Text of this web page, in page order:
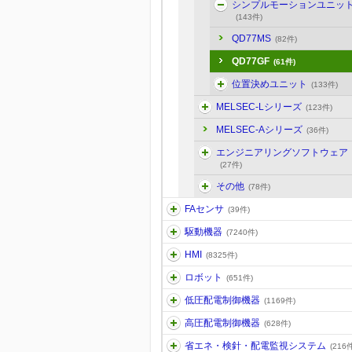
シンプルモーションユニッ
(143件)
QD77MS (82件)
QD77GF (61件)
位置決めユニット (133件)
MELSEC-Lシリーズ (123件)
MELSEC-Aシリーズ (36件)
エンジニアリングソフトウェア
(27件)
その他 (78件)
FAセンサ (39件)
駆動機器 (7240件)
HMI (8325件)
ロボット (651件)
低圧配電制御機器 (1169件)
高圧配電制御機器 (628件)
省エネ・検針・配電監視システム (216